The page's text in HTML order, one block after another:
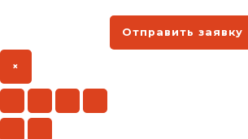
Отправить заявку
×